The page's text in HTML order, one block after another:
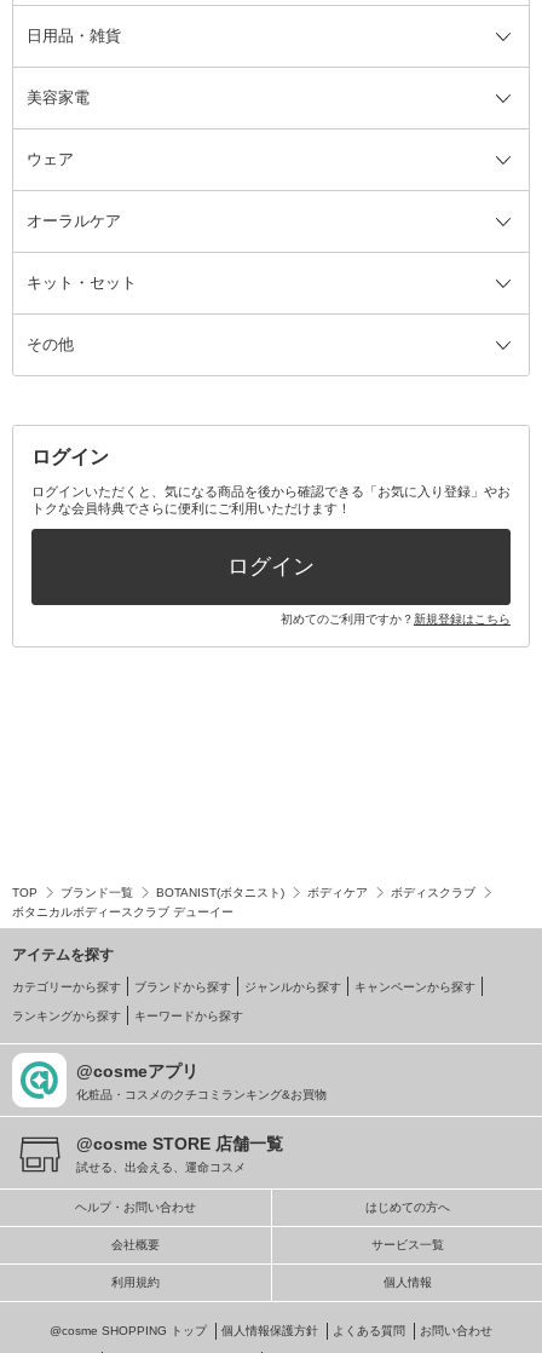
洗顔グッズ
ブラシ・チップ
ツィザー・毛抜き
カミソリ
ファンデーション・パウダーケー
ス
ミラー・鏡
マッサージ・ボディケアグッズ
かかと・角質ケアグッズ
絆創膏
ヘア・ヘアケアグッズ全て
ヘアゴム
ヘアバンド
ヘッドマッサージブラシ
日用品・雑貨
日用品・雑貨全て
柔軟剤
ルームフレグランス・ディフュー
ザー
アロマキャンドル
消臭剤・芳香剤
美容家電
美容家電全て
ボディケア美容家電
その他美容家電
ウェア
ウェア全て
レッグウェア
オーラルケア
オーラルケア全て
歯ブラシ
その他オーラルケア
キット・セット
キット・セット全て
ボディケアキット
その他キット・セット
その他
ログイン
ログインいただくと、気になる商品を後から確認できる「お気に入り登録」やお
トクな会員特典でさらに便利にご利用いただけます！
ログイン
初めてのご利用ですか？新規登録はこちら
TOP ブランド一覧 BOTANIST(ボタニスト) ボディケア
ボディスクラブ
ボタニカルボディースクラブ デューイー
アイテムを探す
カテゴリーから探す ブランドから探す ジャンルから探す キャンペーンから探す
ランキングから探す キーワードから探す
@cosmeアプリ
化粧品・コスメのクチコミランキング&お買物
@cosme STORE 店舗一覧
試せる、出会える、運命コスメ
ヘルプ・お問い合わせ はじめての方へ
会社概要 サービス一覧
利用規約 個人情報
@cosme SHOPPING トップ 個人情報保護方針 よくある質問 お問い合わせ